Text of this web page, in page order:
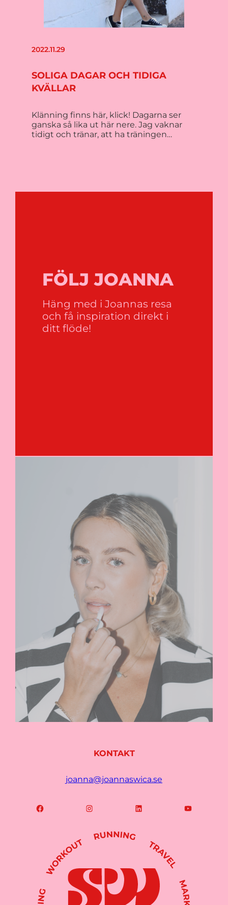
2022.11.29
SOLIGA DAGAR OCH TIDIGA
KVÄLLAR
Klänning finns här, klick! Dagarna ser
ganska så lika ut här nere. Jag vaknar
tidigt och tränar, att ha träningen…
FÖLJ JOANNA
Häng med i Joannas resa
och få inspiration direkt i
ditt flöde!
KONTAKT
joanna@joannaswica.se